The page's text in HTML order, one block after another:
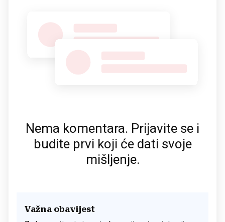
Nema komentara. Prijavite se i
budite prvi koji će dati svoje
mišljenje.
Važna obavijest